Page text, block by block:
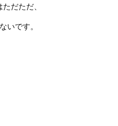
だただ、
いです。